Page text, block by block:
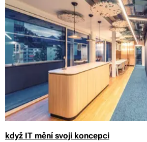
když IT mění svoji koncepci